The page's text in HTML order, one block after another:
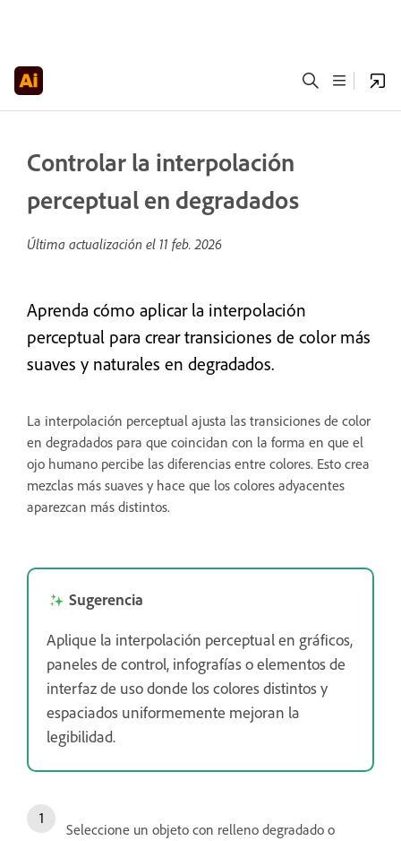
Controlar la interpolación
perceptual en degradados
Última actualización el 11 feb. 2026
Aprenda cómo aplicar la interpolación
perceptual para crear transiciones de color más
suaves y naturales en degradados.
La interpolación perceptual ajusta las transiciones de color
en degradados para que coincidan con la forma en que el
ojo humano percibe las diferencias entre colores. Esto crea
mezclas más suaves y hace que los colores adyacentes
aparezcan más distintos.
Sugerencia
Aplique la interpolación perceptual en gráficos,
paneles de control, infografías o elementos de
interfaz de uso donde los colores distintos y
espaciados uniformemente mejoran la
legibilidad.
Seleccione un objeto con relleno degradado o